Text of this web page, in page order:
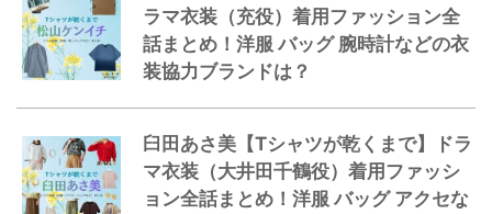
ラマ衣装（充役）着用ファッション全
話まとめ！洋服 バッグ 腕時計などの衣
装協力ブランドは？
臼田あさ美【Tシャツが乾くまで】ドラ
マ衣装（大井田千鶴役）着用ファッシ
ョン全話まとめ！洋服 バッグ アクセな